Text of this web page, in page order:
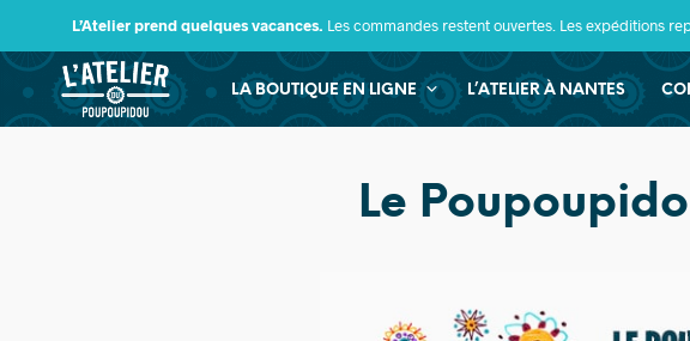
L’Atelier prend quelques vacances. Les commandes restent ouvertes. Les expéditions
LA BOUTIQUE EN LIGNE L’ATELIER À NANTES
Le